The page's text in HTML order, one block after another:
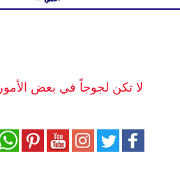
لا تكن لجوجاً في بعض الأمور